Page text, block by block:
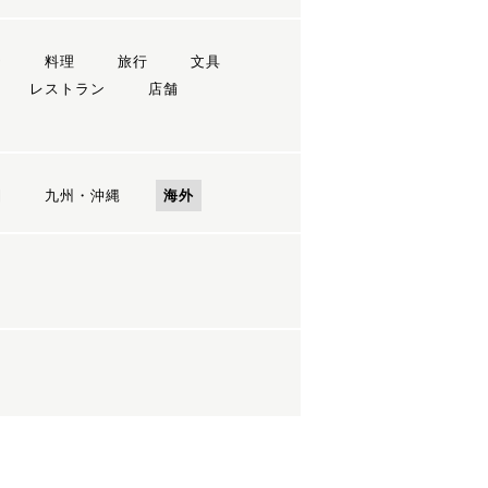
料理 旅行
文具
レストラン
店舗
九州・沖縄 海外